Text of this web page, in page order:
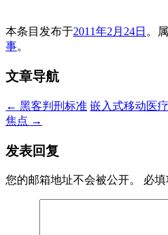
本条目发布于2011年2月24日 。
事。
文章导航
← 黑客判刑标准 嵌入式移动医
焦点 →
发表回复
您的邮箱地址不会被公开。 必填